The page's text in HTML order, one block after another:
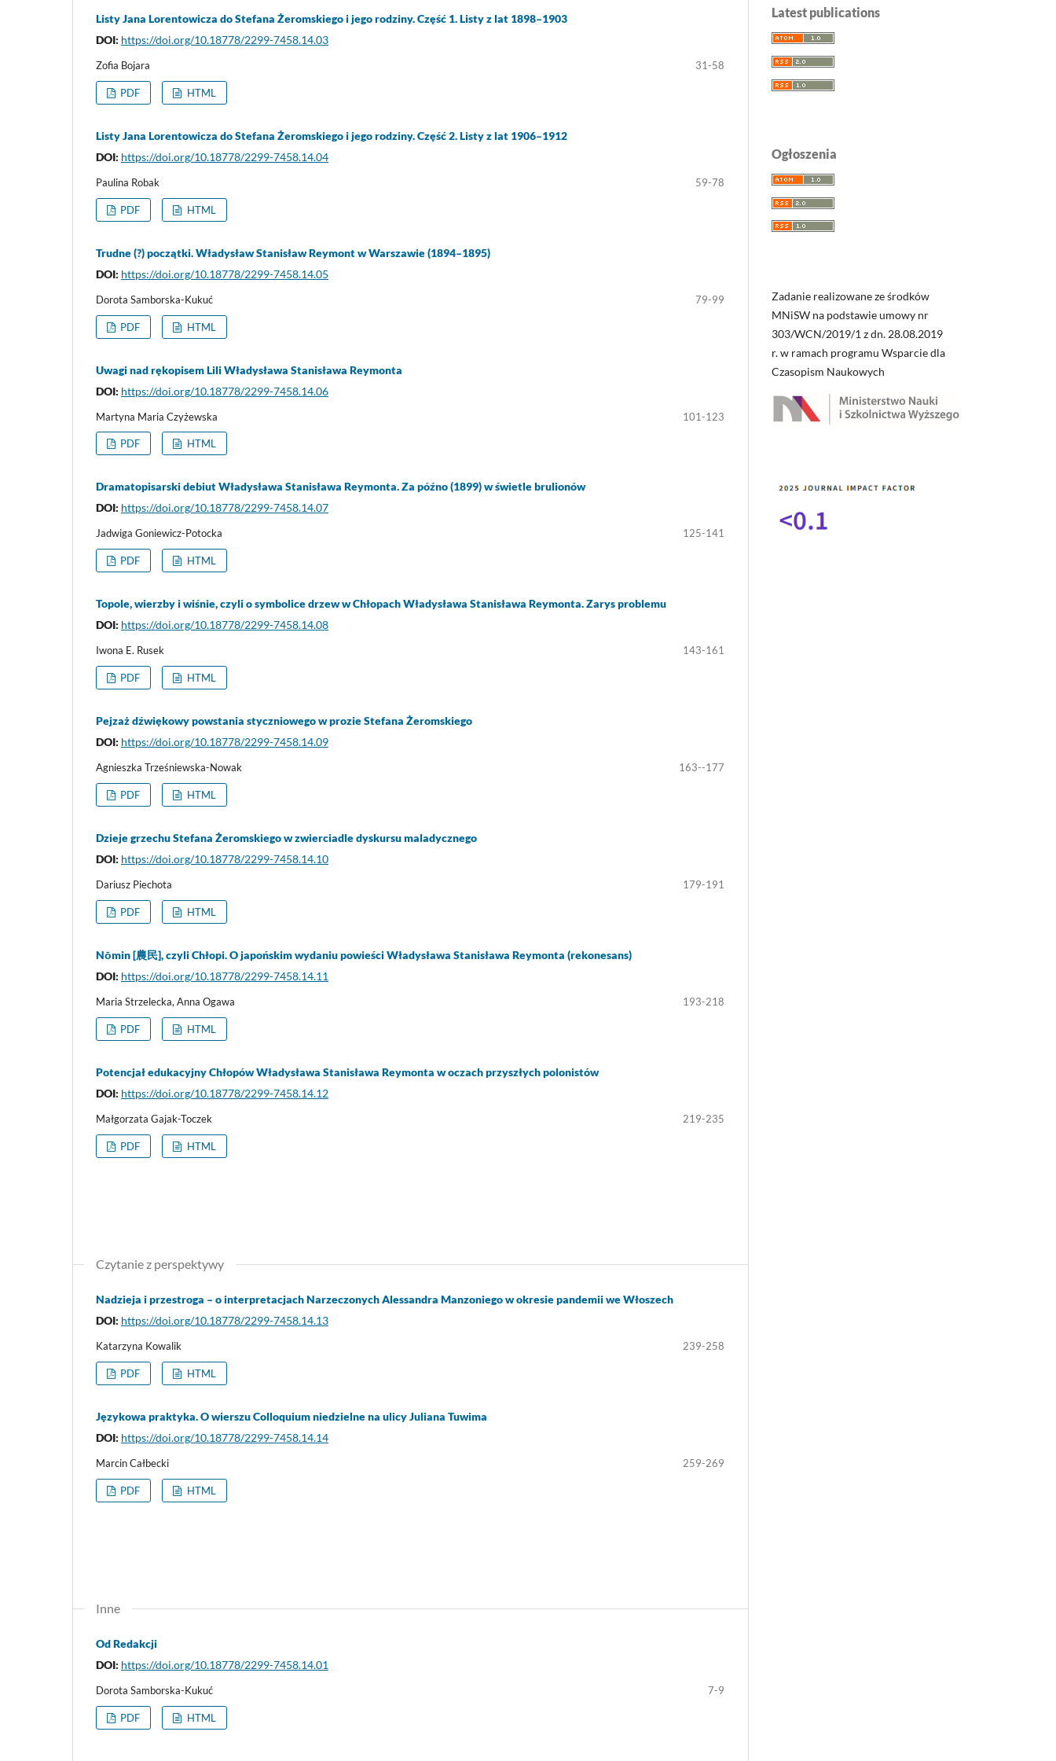
Listy Jana Lorentowicza do Stefana Żeromskiego i jego rodziny. Część 1. Listy z lat 1898–1903
DOI: https://doi.org/10.18778/2299-7458.14.03
Zofia Bojara 31-58
PDF HTML
Listy Jana Lorentowicza do Stefana Żeromskiego i jego rodziny. Część 2. Listy z lat 1906–1912
DOI: https://doi.org/10.18778/2299-7458.14.04
Paulina Robak 59-78
PDF HTML
Trudne (?) początki. Władysław Stanisław Reymont w Warszawie (1894–1895)
DOI: https://doi.org/10.18778/2299-7458.14.05
Dorota Samborska-Kukuć 79-99
PDF HTML
Uwagi nad rękopisem Lili Władysława Stanisława Reymonta
DOI: https://doi.org/10.18778/2299-7458.14.06
Martyna Maria Czyżewska 101-123
PDF HTML
Dramatopisarski debiut Władysława Stanisława Reymonta. Za późno (1899) w świetle brulionów
DOI: https://doi.org/10.18778/2299-7458.14.07
Jadwiga Goniewicz-Potocka 125-141
PDF HTML
Topole, wierzby i wiśnie, czyli o symbolice drzew w Chłopach Władysława Stanisława Reymonta. Zarys problemu
DOI: https://doi.org/10.18778/2299-7458.14.08
Iwona E. Rusek 143-161
PDF HTML
Pejzaż dźwiękowy powstania styczniowego w prozie Stefana Żeromskiego
DOI: https://doi.org/10.18778/2299-7458.14.09
Agnieszka Trześniewska-Nowak 163--177
PDF HTML
Dzieje grzechu Stefana Żeromskiego w zwierciadle dyskursu maladycznego
DOI: https://doi.org/10.18778/2299-7458.14.10
Dariusz Piechota 179-191
PDF HTML
Nōmin [農民], czyli Chłopi. O japońskim wydaniu powieści Władysława Stanisława Reymonta (rekonesans)
DOI: https://doi.org/10.18778/2299-7458.14.11
Maria Strzelecka, Anna Ogawa 193-218
PDF HTML
Potencjał edukacyjny Chłopów Władysława Stanisława Reymonta w oczach przyszłych polonistów
DOI: https://doi.org/10.18778/2299-7458.14.12
Małgorzata Gajak-Toczek 219-235
PDF HTML
Czytanie z perspektywy
Nadzieja i przestroga – o interpretacjach Narzeczonych Alessandra Manzoniego w okresie pandemii we Włoszech
DOI: https://doi.org/10.18778/2299-7458.14.13
Katarzyna Kowalik 239-258
PDF HTML
Językowa praktyka. O wierszu Colloquium niedzielne na ulicy Juliana Tuwima
DOI: https://doi.org/10.18778/2299-7458.14.14
Marcin Całbecki 259-269
PDF HTML
Inne
Od Redakcji
DOI: https://doi.org/10.18778/2299-7458.14.01
Dorota Samborska-Kukuć 7-9
PDF HTML
Latest publications
Ogłoszenia
Zadanie realizowane ze środków
MNiSW na podstawie umowy nr
303/WCN/2019/1 z dn. 28.08.2019
r. w ramach programu Wsparcie dla
Czasopism Naukowych